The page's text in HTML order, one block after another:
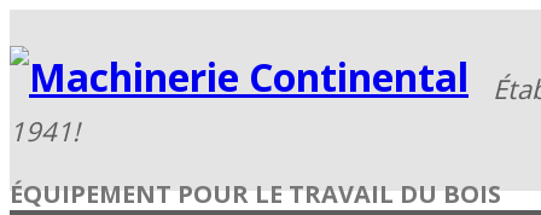
ÉQUIPEMENT POUR LE TRAVAIL DU BOIS